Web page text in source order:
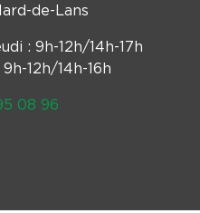
de-Lans
: 9h-12h/14h-17h
12h/14h-16h
08 96